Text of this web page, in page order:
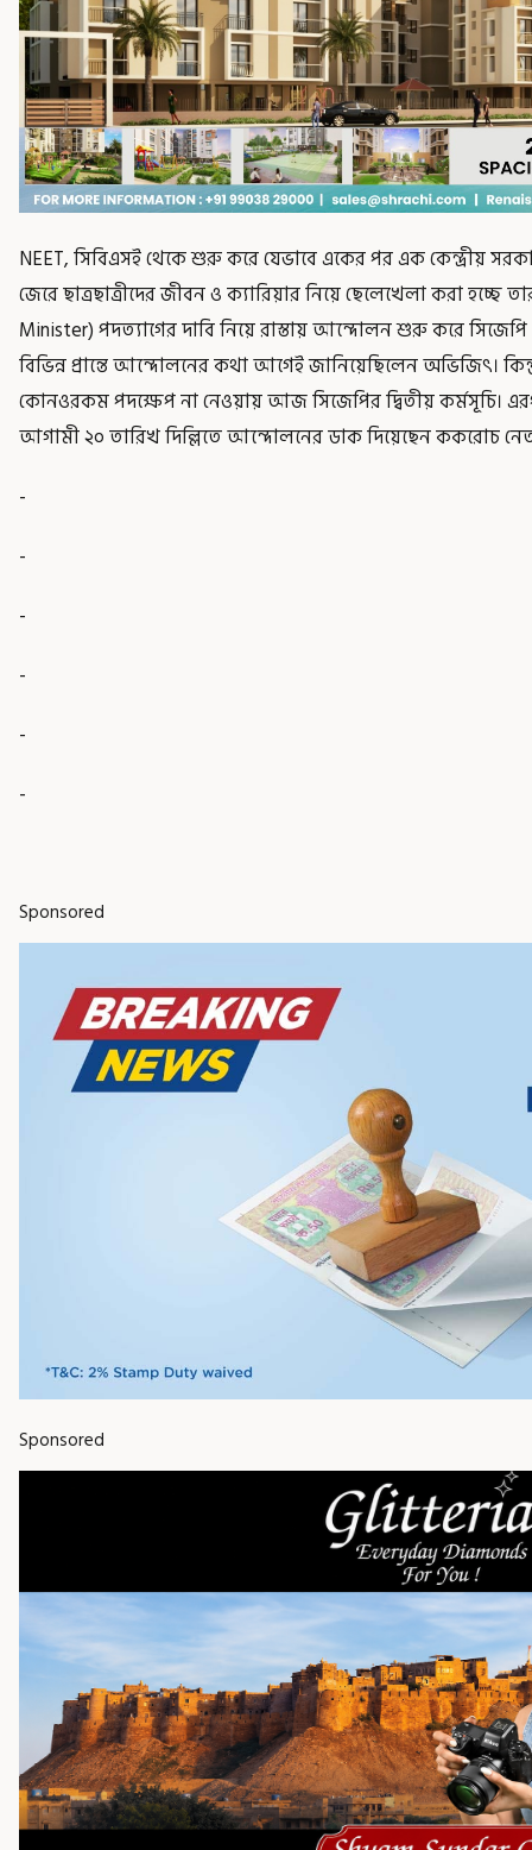
NEET, সিবিএসই থেকে শুরু করে যেভাবে একের পর এক কেন্দ্রীয়
জেরে ছাত্রছাত্রীদের জীবন ও ক্যারিয়ার নিয়ে ছেলেখেলা করা হচ্ছে
Minister) পদত্যাগের দাবি নিয়ে রাস্তায় আন্দোলন শুরু করে সিজেপি
বিভিন্ন প্রান্তে আন্দোলনের কথা আগেই জানিয়েছিলেন অভিজিৎ।
কোনওরকম পদক্ষেপ না নেওয়ায় আজ সিজেপির দ্বিতীয় কর্মসূচি।
আগামী ২০ তারিখ দিল্লিতে আন্দোলনের ডাক দিয়েছেন ককরোচ
-
-
-
-
-
-
Sponsored
Sponsored